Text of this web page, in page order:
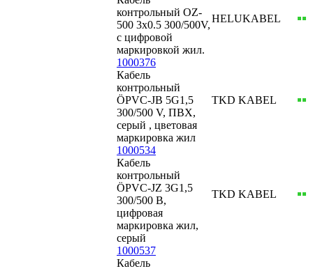
контрольный OZ-
500 3x0.5 300/500V,
с цифровой
маркировкой жил.
HELUKABEL
1000376
Кабель
контрольный
ÖPVC-JB 5G1,5
300/500 V, ПВХ,
серый , цветовая
маркировка жил
TKD KABEL
1000534
Кабель
контрольный
ÖPVC-JZ 3G1,5
300/500 В,
цифровая
маркировка жил,
серый
TKD KABEL
1000537
Кабель